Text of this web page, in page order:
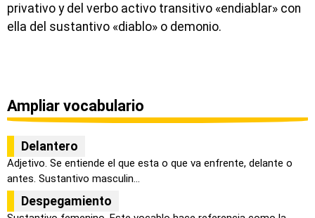
privativo y del verbo activo transitivo «endiablar» con
ella del sustantivo «diablo» o demonio.
Ampliar vocabulario
Delantero
Adjetivo. Se entiende el que esta o que va enfrente, delante o
antes. Sustantivo masculin...
Despegamiento